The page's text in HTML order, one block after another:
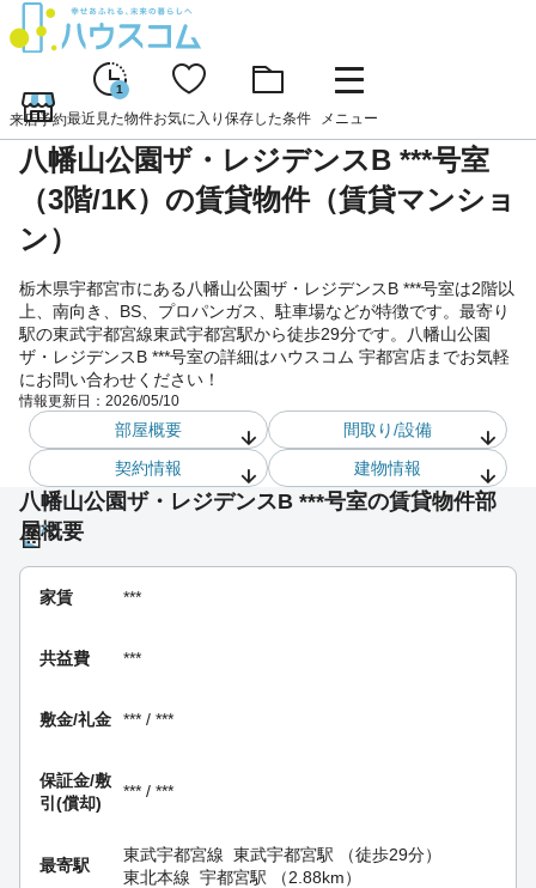
来店予約
1
最近見た物件お気に入り 保存した条件 メニュー
八幡山公園ザ・レジデンスB ***号室
（3階/1K）の賃貸物件（賃貸マンショ
ン）
栃木県宇都宮市にある八幡山公園ザ・レジデンスB ***号室は2階以
上、南向き、BS、プロパンガス、駐車場などが特徴です。最寄り
駅の東武宇都宮線東武宇都宮駅から徒歩29分です。八幡山公園
ザ・レジデンスB ***号室の詳細はハウスコム 宇都宮店までお気軽
にお問い合わせください！
情報更新日： 2026/05/10
部屋概要
間取り/設備
契約情報
建物情報
八幡山公園ザ・レジデンスB ***号室の賃貸物件部
屋概要
家賃 ***
共益費 ***
敷金/礼金 *** / ***
保証金/敷
引(償却)
*** / ***
最寄駅
東武宇都宮線 東武宇都宮駅 （徒歩29分）
東北本線 宇都宮駅 （2.88km）